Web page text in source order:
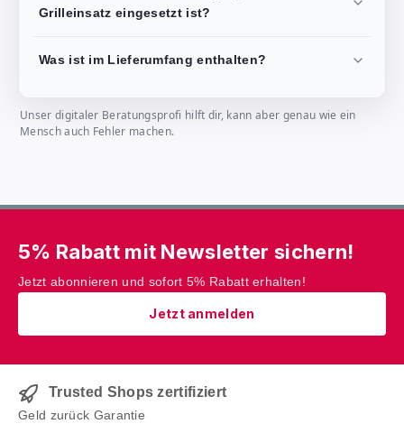
Grilleinsatz eingesetzt ist?
Was ist im Lieferumfang enthalten?
Unser digitaler Beratungsprofi hilft dir, kann aber genau wie ein
Mensch auch Fehler machen.
5% Rabatt mit Newsletter sichern!
Jetzt abonnieren und sofort 5% Rabatt erhalten!
Jetzt anmelden
Trusted Shops zertifiziert
Geld zurück Garantie